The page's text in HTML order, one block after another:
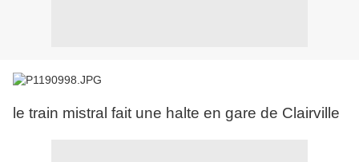
le train mistral fait une halte en gare de Clairville